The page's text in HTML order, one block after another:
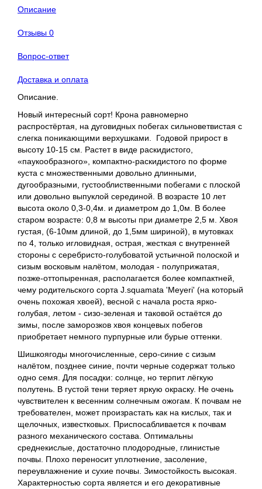
Описание
Отзывы 0
Вопрос-ответ
Доставка и оплата
Описание.
Новый интересный сорт! Крона равномерно
распростёртая, на дуговидных побегах сильноветвистая с
слегка поникающими верхушками. Годовой прирост в
высоту 10-15 см. Растет в виде раскидистого,
«паукообразного», компактно-раскидистого по форме
куста с множественными довольно длинными,
дугообразными, густооблиственными побегами с плоской
или довольно выпуклой серединой. В возрасте 10 лет
высота около 0,3-0,4м. и диаметром до 1,0м. В более
старом возрасте: 0,8 м высоты при диаметре 2,5 м. Хвоя
густая, (6-10мм длиной, до 1,5мм шириной), в мутовках
по 4, только игловидная, острая, жесткая с внутренней
стороны с серебристо-голубоватой устьичной полоской и
сизым восковым налётом, молодая - полуприжатая,
позже-оттопыренная, располагается более компактней,
чему родительского сорта J.squamata 'Meyeri' (на который
очень похожая хвоей), весной с начала роста ярко-
голубая, летом - сизо-зеленая и таковой остаётся до
зимы, после заморозков хвоя концевых побегов
приобретает немного пурпурные или бурые оттенки.
Шишкоягоды многочисленные, серо-синие с сизым
налётом, позднее синие, почти черные содержат только
одно семя. Для посадки: солнце, но терпит лёгкую
полутень. В густой тени теряет яркую окраску. Не очень
чувствителен к весенним солнечным ожогам. К почвам не
требователен, может произрастать как на кислых, так и
щелочных, известковых. Приспосабливается к почвам
разного механического состава. Оптимальны
среднекислые, достаточно плодородные, глинистые
почвы. Плохо переносит уплотнение, засоление,
переувлажнение и сухие почвы. Зимостойкость высокая.
Характерностью сорта является и его декоративные